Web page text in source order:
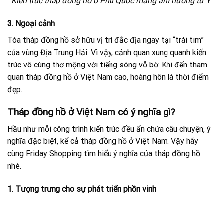
3. Ngoại cảnh
Tòa tháp đồng hồ sở hữu vị trí đắc địa ngay tại “trái tim”
của vùng Địa Trung Hải. Vì vậy, cảnh quan xung quanh kiến
trúc vô cùng thơ mộng với tiếng sóng vỗ bờ. Khi đến tham
quan tháp đồng hồ ở Việt Nam cao, hoàng hôn là thời điểm
đẹp.
Tháp đồng hồ ở Việt Nam có ý nghĩa gì?
Hầu như mỗi công trình kiến trúc đều ẩn chứa câu chuyện, ý
nghĩa đặc biệt, kể cả tháp đồng hồ ở Việt Nam. Vậy hãy
cùng Friday Shopping tìm hiểu ý nghĩa của tháp đồng hồ
nhé.
1. Tượng trưng cho sự phát triển phồn vinh